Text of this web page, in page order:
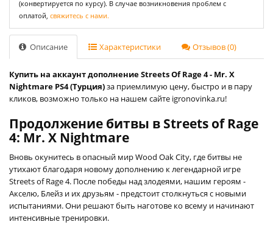
(конвертируется по курсу). В случае возникновения проблем с
оплатой, свяжитесь с нами.
Описание Характеристики Отзывов (0)
Купить на аккаунт дополнение Streets Of Rage 4 - Mr. X
Nightmare PS4 (Турция)за приемлимую цену, быстро и в пару
кликов, возможно только на нашем сайте igronovinka.ru!
Продолжение битвы в Streets of Rage
4: Mr. X Nightmare
Вновь окунитесь в опасный мир Wood Oak City, где битвы не
утихают благодаря новому дополнению к легендарной игре
Streets of Rage 4. После победы над злодеями, нашим героям -
Акселю, Блейз и их друзьям - предстоит столкнуться с новыми
испытаниями. Они решают быть наготове ко всему и начинают
интенсивные тренировки.